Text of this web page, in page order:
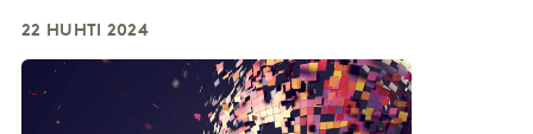
22 HUHTI 2024